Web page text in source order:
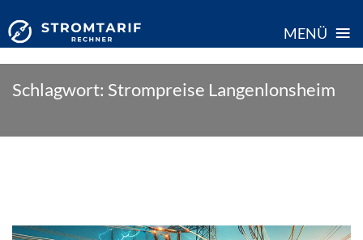
MENÜ ≡
Schlagwort: Strompreise Langenlonsheim